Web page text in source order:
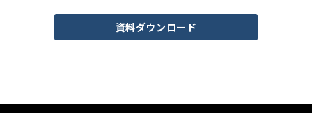
資料ダウンロード